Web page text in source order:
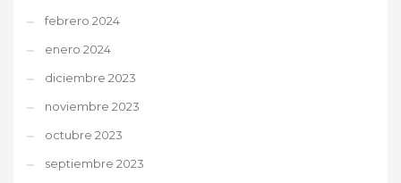
febrero 2024
enero 2024
diciembre 2023
noviembre 2023
octubre 2023
septiembre 2023